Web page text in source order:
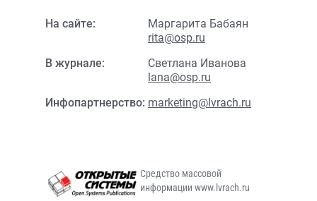
На сайте:
Маргарита Бабаян
rita@osp.ru
В журнале:
Светлана Иванова
lana@osp.ru
Инфопартнерство: marketing@lvrach.ru
Средство массовой
информации www.lvrach.ru